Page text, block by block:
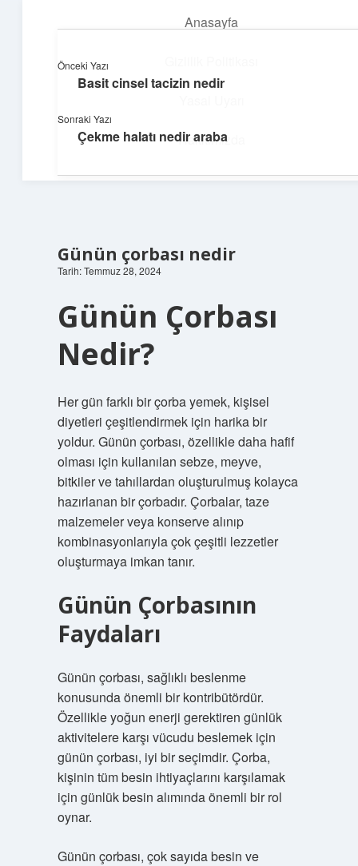
Anasayfa
Hakkımızda
Günün çorbası nedir
Tarih: Temmuz 28, 2024
Günün Çorbası
Nedir?
Her gün farklı bir çorba yemek, kişisel
diyetleri çeşitlendirmek için harika bir
yoldur. Günün çorbası, özellikle daha hafif
olması için kullanılan sebze, meyve,
bitkiler ve tahıllardan oluşturulmuş kolayca
hazırlanan bir çorbadır. Çorbalar, taze
malzemeler veya konserve alınıp
kombinasyonlarıyla çok çeşitli lezzetler
oluşturmaya imkan tanır.
Günün Çorbasının
Faydaları
Günün çorbası, sağlıklı beslenme
konusunda önemli bir kontribütördür.
Özellikle yoğun enerji gerektiren günlük
aktivitelere karşı vücudu beslemek için
günün çorbası, iyi bir seçimdir. Çorba,
kişinin tüm besin ihtiyaçlarını karşılamak
için günlük besin alımında önemli bir rol
oynar.
Günün çorbası, çok sayıda besin ve
Önceki Yazı
Basit cinsel tacizin nedir
Sonraki Yazı
Çekme halatı nedir araba